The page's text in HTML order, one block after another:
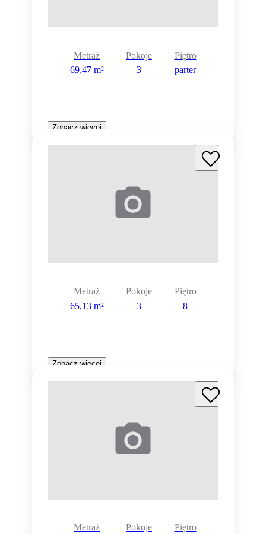
Metraż
69,47 m²
Pokoje
3
Piętro
parter
Zobacz więcej
Metraż
65,13 m²
Pokoje
3
Piętro
8
Zobacz więcej
Metraż
Pokoje
Piętro